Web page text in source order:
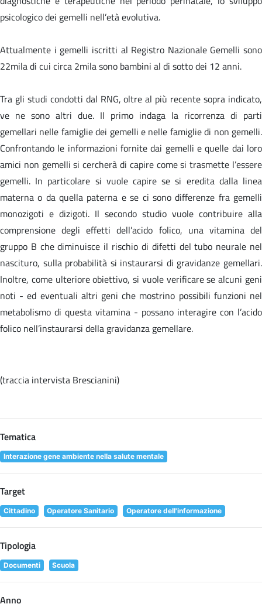
psicologico dei gemelli nell’età evolutiva.
Attualmente i gemelli iscritti al Registro Nazionale Gemelli sono
22mila di cui circa 2mila sono bambini al di sotto dei 12 anni.
Tra gli studi condotti dal RNG, oltre al più recente sopra indicato,
ve ne sono altri due. Il primo indaga la ricorrenza di parti
gemellari nelle famiglie dei gemelli e nelle famiglie di non gemelli.
Confrontando le informazioni fornite dai gemelli e quelle dai loro
amici non gemelli si cercherà di capire come si trasmette l’essere
gemelli. In particolare si vuole capire se si eredita dalla linea
materna o da quella paterna e se ci sono differenze fra gemelli
monozigoti e dizigoti. Il secondo studio vuole contribuire alla
comprensione degli effetti dell’acido folico, una vitamina del
gruppo B che diminuisce il rischio di difetti del tubo neurale nel
nascituro, sulla probabilità si instaurarsi di gravidanze gemellari.
Inoltre, come ulteriore obiettivo, si vuole verificare se alcuni geni
noti - ed eventuali altri geni che mostrino possibili funzioni nel
metabolismo di questa vitamina - possano interagire con l’acido
folico nell’instaurarsi della gravidanza gemellare.
(traccia intervista Brescianini)
Tematica
Interazione gene ambiente nella salute mentale
Target
Cittadino Operatore Sanitario Operatore dell'informazione
Tipologia
Documenti Scuola
Anno